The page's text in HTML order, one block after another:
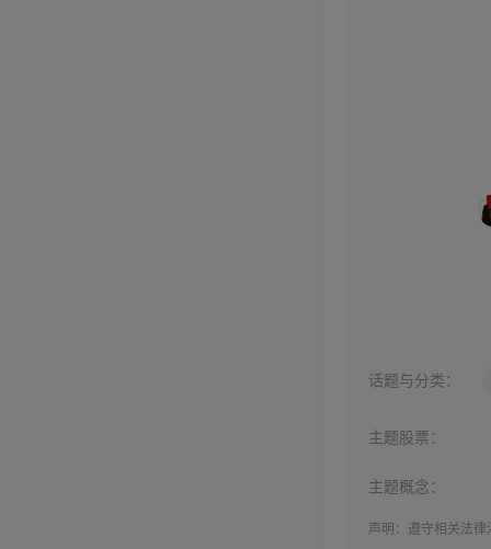
话题与分类：
主题股票：
主题概念：
声明：遵守相关法